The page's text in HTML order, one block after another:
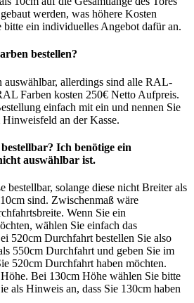
werden, was höhere Kosten
bitte ein individuelles Angebot dafür an.
bestellen?
auswählbar, allerdings sind alle RAL-
Farben kosten 250€ Netto Aufpreis.
einfach mit ein und nennen Sie
an der Kasse.
Ich benötige ein
auswählbar ist.
bestellbar, solange diese nicht Breiter als
sind. Zwischenmaß wäre
Wenn Sie ein
wählen Sie einfach das
520cm Durchfahrt bestellen Sie also
550cm Durchfahrt und geben Sie im
520cm Durchfahrt haben möchten.
Bei 130cm Höhe wählen Sie bitte
als Hinweis an, dass Sie 130cm haben